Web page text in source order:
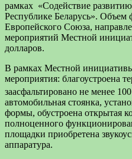
рамках «Содействие
Республике Беларусь».
Европейского Союза,
мероприятий Местной
долларов.
В рамках Местной
мероприятия: благоустроена
заасфальтировано не менее
автомобильная стоянка,
формы, обустроена открытая
полноценного
площадки приобретена
аппаратура.